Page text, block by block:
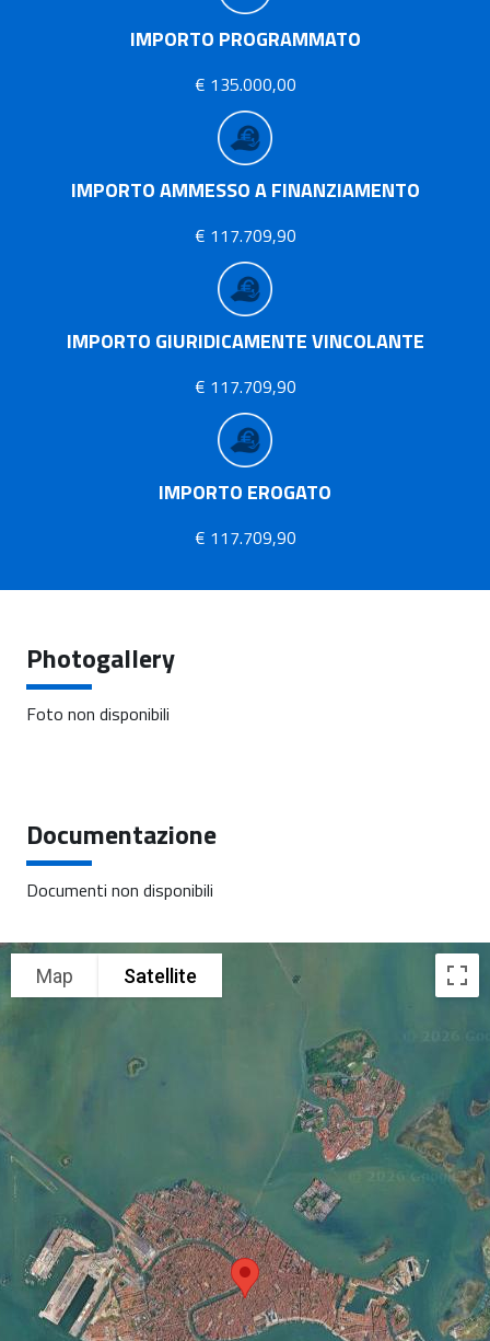
IMPORTO PROGRAMMATO
€ 135.000,00
IMPORTO AMMESSO A FINANZIAMENTO
€ 117.709,90
IMPORTO GIURIDICAMENTE VINCOLANTE
€ 117.709,90
IMPORTO EROGATO
€ 117.709,90
Photogallery
Foto non disponibili
Documentazione
Documenti non disponibili
Map Satellite